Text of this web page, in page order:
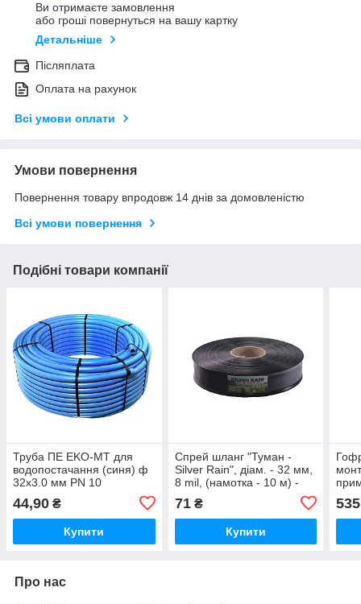
Ви отримаєте замовлення
або гроші повернуться на вашу картку
Детальніше
Післяплата
Оплата на рахунок
Всі умови оплати
Умови повернення
Повернення товару впродовж 14 днів за домовленістю
Всі умови повернення
Подібні товари компанії
Труба ПЕ EKO-MT для
водопостачання (синя) ф
32x3.0 мм PN 10
44,90 ₴
Купити
Спрей шланг "Туман -
Silver Rain", діам. - 32 мм,
8 mil, (намотка - 10 м) -
71₴
Купити
535
Про нас